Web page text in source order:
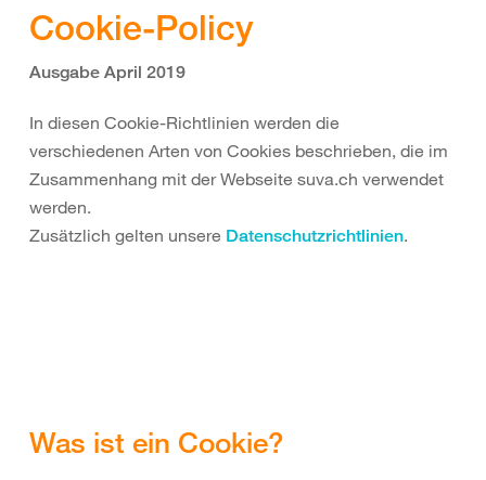
Cookie-Policy
Ausgabe April 2019
In diesen Cookie-Richtlinien werden die
verschiedenen Arten von Cookies beschrieben, die im
Zusammenhang mit der Webseite suva.ch verwendet
werden.
Zusätzlich gelten unsere Datenschutzrichtlinien.
Was ist ein Cookie?